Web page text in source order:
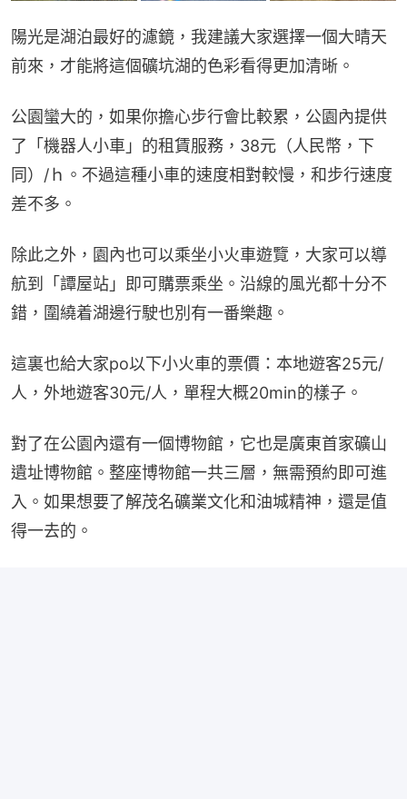
陽光是湖泊最好的濾鏡，我建議大家選擇一個大晴天
前來，才能將這個礦坑湖的色彩看得更加清晰。
公園蠻大的，如果你擔心步行會比較累，公園內提供
了「機器人小車」的租賃服務，38元（人民幣，下
同）/ｈ。不過這種小車的速度相對較慢，和步行速度
差不多。
除此之外，園內也可以乘坐小火車遊覽，大家可以導
航到「譚屋站」即可購票乘坐。沿線的風光都十分不
錯，圍繞着湖邊行駛也別有一番樂趣。
這裏也給大家po以下小火車的票價：本地遊客25元/
人，外地遊客30元/人，單程大概20min的樣子。
對了在公園內還有一個博物館，它也是廣東首家礦山
遺址博物館。整座博物館一共三層，無需預約即可進
入。如果想要了解茂名礦業文化和油城精神，還是值
得一去的。